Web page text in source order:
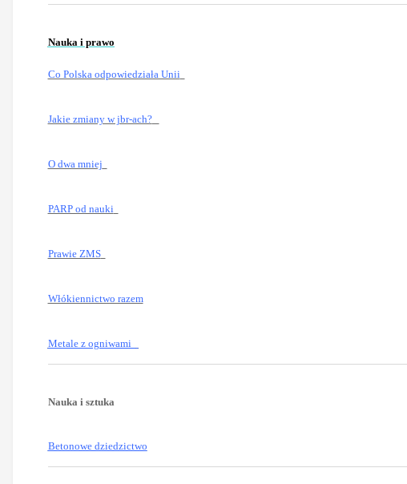
Nauka i prawo
Co Polska odpowiedziała Unii
Jakie zmiany w jbr-ach?
O dwa mniej
PARP od nauki
Prawie ZMS
Włókiennictwo razem
Metale z ogniwami
Nauka i sztuka
Betonowe dziedzictwo